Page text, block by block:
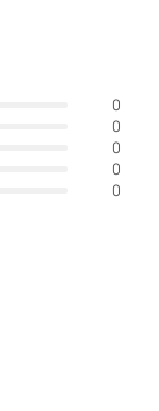
0
0
0
0
0